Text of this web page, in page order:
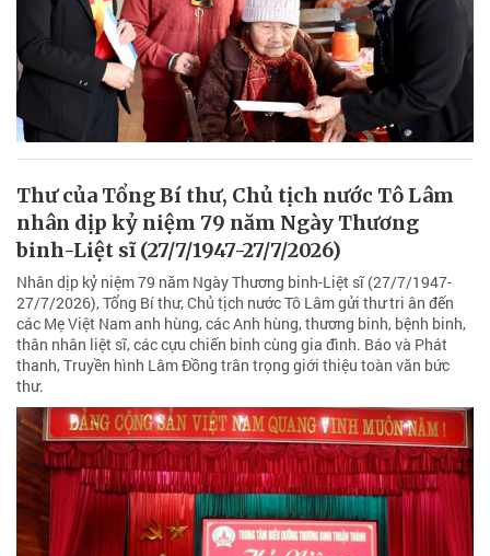
Thư của Tổng Bí thư, Chủ tịch nước Tô Lâm
nhân dịp kỷ niệm 79 năm Ngày Thương
binh-Liệt sĩ (27/7/1947-27/7/2026)
Nhân dịp kỷ niệm 79 năm Ngày Thương binh-Liệt sĩ (27/7/1947-
27/7/2026), Tổng Bí thư, Chủ tịch nước Tô Lâm gửi thư tri ân đến
các Mẹ Việt Nam anh hùng, các Anh hùng, thương binh, bệnh binh,
thân nhân liệt sĩ, các cựu chiến binh cùng gia đình. Báo và Phát
thanh, Truyền hình Lâm Đồng trân trọng giới thiệu toàn văn bức
thư.